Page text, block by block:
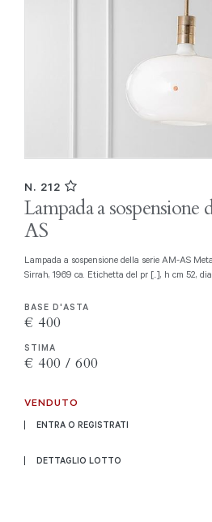
N. 212
Lampada a
AS
Lampada a sospensione della serie AM-AS Metallo cromato, vetro opalino. Prod.
Sirrah, 1969 ca. Etichetta del pr [..], h cm 52,
BASE D'ASTA
€ 400
STIMA
€ 400 / 600
VENDUTO
ENTRA O REGISTRATI
DETTAGLIO LOTTO